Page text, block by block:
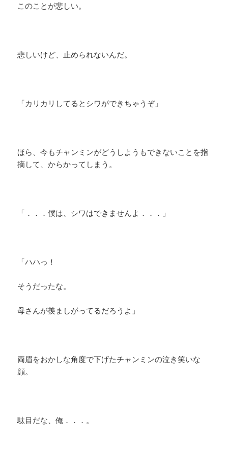
このことが悲しい。
悲しいけど、止められないんだ。
「カリカリしてるとシワができちゃうぞ」
ほら、今もチャンミンがどうしようもできないことを指
摘して、からかってしまう。
「．．．僕は、シワはできませんよ．．．」
「ハハっ！
そうだったな。
母さんが羨ましがってるだろうよ」
両眉をおかしな角度で下げたチャンミンの泣き笑いな
顔。
駄目だな、俺．．．。